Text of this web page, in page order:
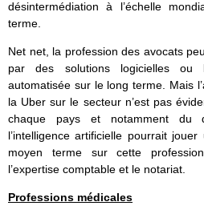
désintermédiation à l’échelle
terme.
Net net, la profession des avocats
par des solutions logicielles ou
automatisée sur le long terme. Mais
la Uber sur le secteur n’est pas
chaque pays et notamment du
l’intelligence artificielle pourrait
moyen terme sur cette
l’expertise comptable et le notariat.
Professions médicales